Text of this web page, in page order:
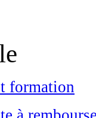
formation